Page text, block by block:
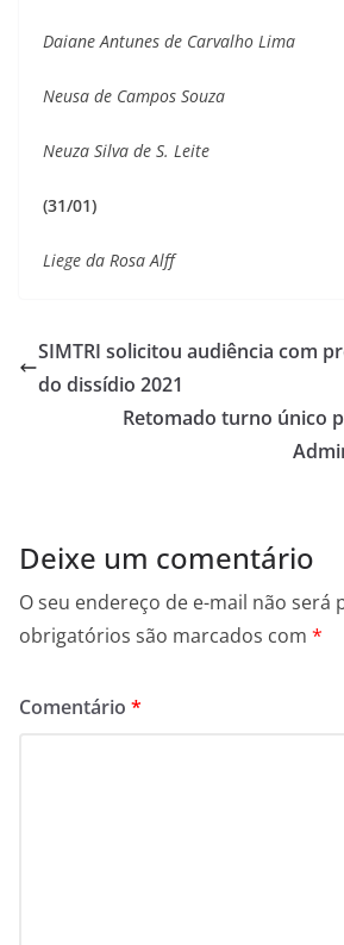
Daiane Antunes de Carvalho Lima
Neusa de Campos Souza
Neuza Silva de S. Leite
(31/01)
Liege da Rosa Alff
SIMTRI solicitou audiência com
do dissídio 2021
Retomado turno único
Deixe um comentário
O seu endereço de e-mail não será
obrigatórios são marcados com *
Comentário *